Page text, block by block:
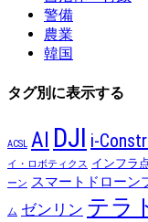
警備
農業
韓国
タグ別に表示する
ACSL AI DJI i-
イ・ロボティクス インフラ
ーン スマートドローン
ム ゼンリン テラ